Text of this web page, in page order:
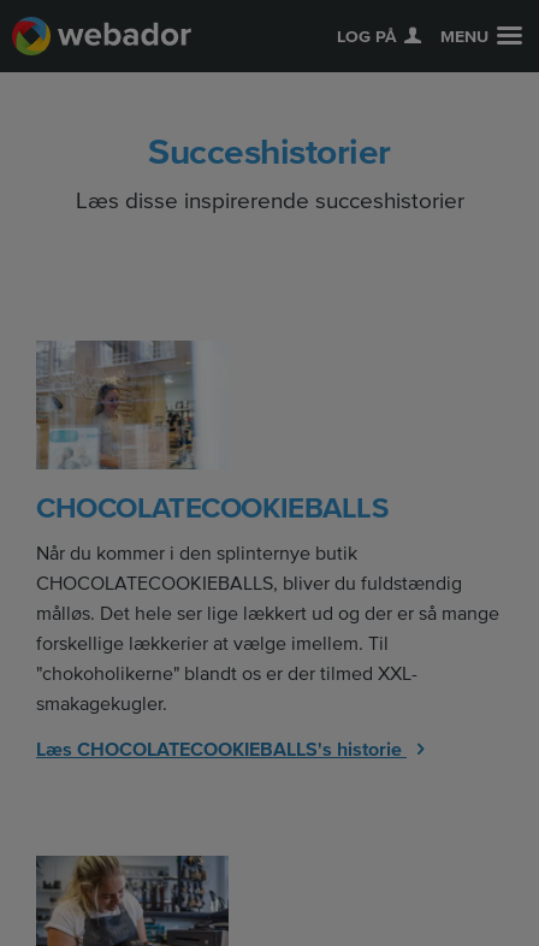
LOG PÅ MENU
Succeshistorier
Læs disse inspirerende succeshistorier
CHOCOLATECOOKIEBALLS
Når du kommer i den splinternye butik
CHOCOLATECOOKIEBALLS, bliver du fuldstændig
målløs. Det hele ser lige lækkert ud og der er så mange
forskellige lækkerier at vælge imellem. Til
"chokoholikerne" blandt os er der tilmed XXL-
smakagekugler.
Læs CHOCOLATECOOKIEBALLS's historie